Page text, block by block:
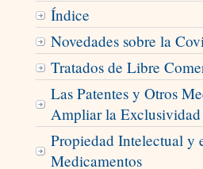
Índice
Novedades sobre la
Tratados de Libre
Las Patentes y Otros
Ampliar la
Propiedad Intelectual y
Medicamentos